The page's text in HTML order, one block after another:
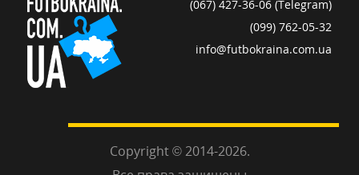
(067) 427-36-06 (Telegram)
(099) 762-05-32
info@futbokraina.com.ua
Copyright © 2014-2026.